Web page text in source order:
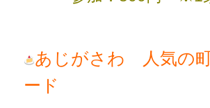
あじがさわ 人気の
ード